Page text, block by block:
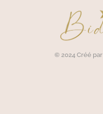
© 2024 Créé par